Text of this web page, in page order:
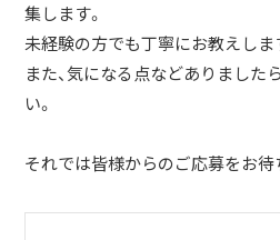
集します。
未経験の方でも丁寧にお教えしま
また、気になる点などありました
い。
それでは皆様からのご応募をお待